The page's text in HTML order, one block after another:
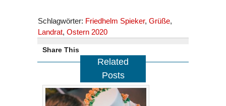
Schlagwörter: Friedhelm Spieker, Grüße,
Landrat, Ostern 2020
Share This
Related
Posts